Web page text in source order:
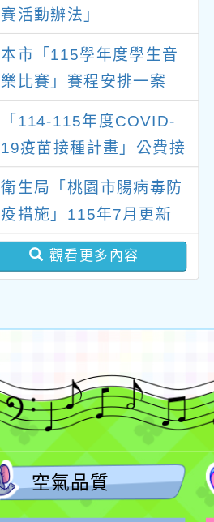
賽活動辦法」
本市「115學年度學生音
樂比賽」賽程安排一案
「114-115年度COVID-
19疫苗接種計畫」公費接
種對象擴大
衛生局「桃園市腸病毒防
疫措施」115年7月更新
版問答集及修正對照表各
1份
觀看更多內容
空氣品質